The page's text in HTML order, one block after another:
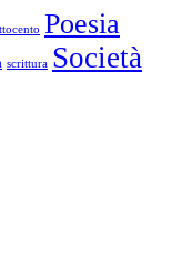
Poesia
scrittura Società